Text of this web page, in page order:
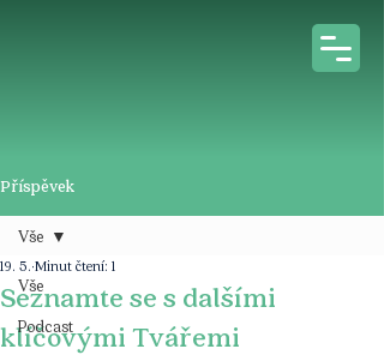
Příspěvek
Vše
Podcast
Vše
Seznamte se s dalšími
klíčovými Tvářemi
19. 5. Minut čtení: 1